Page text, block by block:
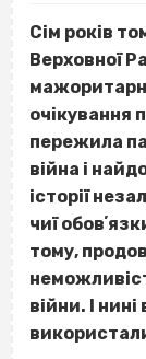
Сім років
Верховної
очікування
пережила
війна і
історії
чиї
тому,
війни. І